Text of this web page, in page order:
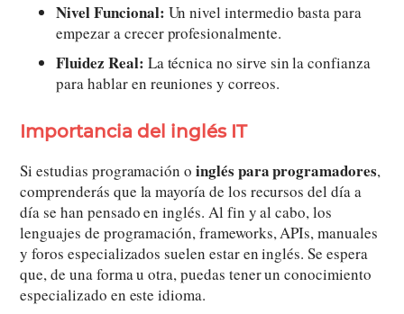
Nivel Funcional: Un nivel intermedio basta para
empezar a crecer profesionalmente.
Fluidez Real: La técnica no sirve sin la confianza
para hablar en reuniones y correos.
Importancia del inglés IT
Si estudias programación oinglés para programadores,
comprenderás que la mayoría de los recursos del día a
día se han pensado en inglés. Al fin y al cabo, los
lenguajes de programación, frameworks, APIs, manuales
y foros especializados suelen estar en inglés. Se espera
que, de una forma u otra, puedas tener un conocimiento
especializado en este idioma.